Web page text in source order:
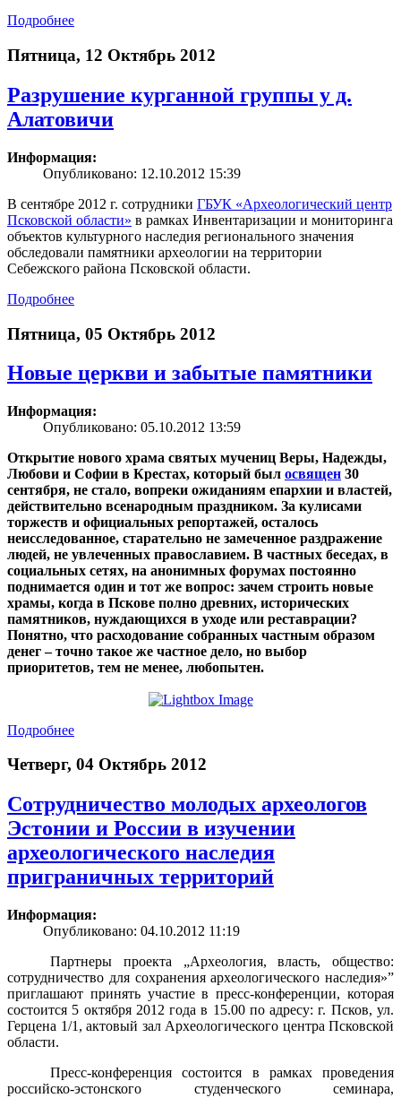
Подробнее
Пятница, 12 Октябрь 2012
Разрушение курганной группы у д.
Алатовичи
Информация:
Опубликовано: 12.10.2012 15:39
В сентябре 2012 г. сотрудники ГБУК «Археологический центр
Псковской области» в рамках Инвентаризации и мониторинга
объектов культурного наследия регионального значения
обследовали памятники археологии на территории
Себежского района Псковской области.
Подробнее
Пятница, 05 Октябрь 2012
Новые церкви и забытые памятники
Информация:
Опубликовано: 05.10.2012 13:59
Открытие нового храма святых мучениц Веры, Надежды,
Любови и Софии в Крестах, который был освящен 30
сентября, не стало, вопреки ожиданиям епархии и властей,
действительно всенародным праздником. За кулисами
торжеств и официальных репортажей, осталось
неисследованное, старательно не замеченное раздражение
людей, не увлеченных православием. В частных беседах, в
социальных сетях, на анонимных форумах постоянно
поднимается один и тот же вопрос: зачем строить новые
храмы, когда в Пскове полно древних, исторических
памятников, нуждающихся в уходе или реставрации?
Понятно, что расходование собранных частным образом
денег – точно такое же частное дело, но выбор
приоритетов, тем не менее, любопытен.
Подробнее
Четверг, 04 Октябрь 2012
Сотрудничество молодых археологов
Эстонии и России в изучении
археологического наследия
приграничных территорий
Информация:
Опубликовано: 04.10.2012 11:19
Партнеры проекта „Археология, власть, общество:
сотрудничество для сохранения археологического наследия»”
приглашают принять участие в пресс-конференции, которая
состоится 5 октября 2012 года в 15.00 по адресу: г. Псков, ул.
Герцена 1/1, актовый зал Археологического центра Псковской
области.
Пресс-конференция состоится в рамках проведения
российско-эстонского студенческого семинара,